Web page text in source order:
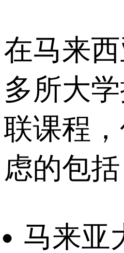
在马来
多所大
联课程
虑的包括
马来亚